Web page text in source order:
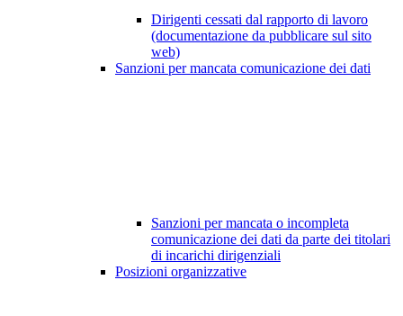
Dirigenti cessati dal rapporto di lavoro
(documentazione da pubblicare sul sito
web)
Sanzioni per mancata comunicazione dei dati
Sanzioni per mancata o incompleta
comunicazione dei dati da parte dei titolari
di incarichi dirigenziali
Posizioni organizzative